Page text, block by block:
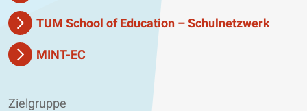
TUM School of Education – Schulnetzwerk
MINT-EC
Zielgruppe